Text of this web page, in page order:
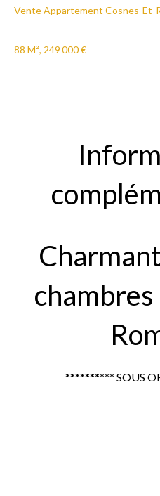
Vente Appartement Cosnes-Et-
88 M², 249 000 €
********** SOUS